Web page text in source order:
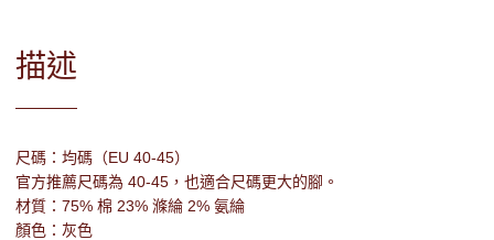
描述
尺碼：均碼（EU 40-45）
官方推薦尺碼為 40-45，也適合尺碼更大的腳。
材質：75% 棉 23% 滌綸 2% 氨綸
顏色：灰色